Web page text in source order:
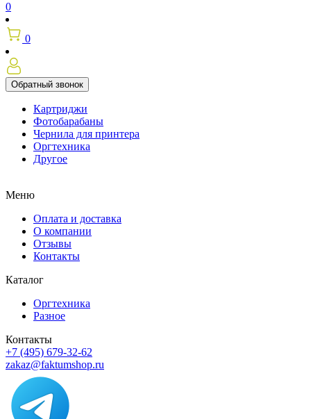
0
0
Обратный звонок
Картриджи
Фотобарабаны
Чернила для принтера
Оргтехника
Другое
Меню
Оплата и доставка
О компании
Отзывы
Контакты
Каталог
Оргтехника
Разное
Контакты
+7 (495) 679-32-62
zakaz@faktumshop.ru